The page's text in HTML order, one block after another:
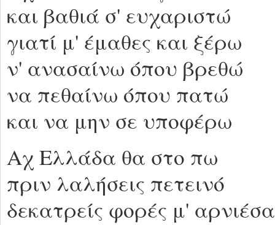
και βαθιά σ' ευχαριστώ
γιατί μ' έμαθες και ξέρω
ν' ανασαίνω όπου βρεθώ
να πεθαίνω όπου πατώ
και να μην σε υποφέρω
Αχ Ελλάδα θα στο πω
πριν λαλήσεις πετεινό
δεκατρείς φορές μ'